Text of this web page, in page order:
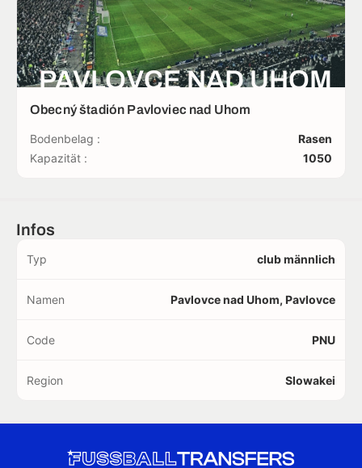
PAVLOVCE NAD UHOM
Obecný štadión Pavloviec nad Uhom
Bodenbelag :
Rasen
Kapazität :
1050
Infos
Typ club männlich
Namen Pavlovce nad Uhom, Pavlovce
Code PNU
Region Slowakei